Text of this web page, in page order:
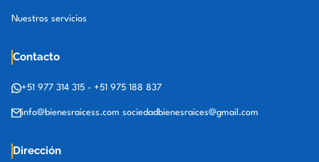
Nuestros servicios
Contacto
+51 977 314 315 - +51 975 188 837
info@bienesraicess.com sociedadbienesraices@gmail.com
Dirección